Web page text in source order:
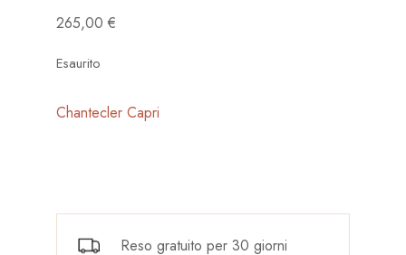
265,00€
Esaurito
Chantecler Capri
Reso gratuito per 30 giorni